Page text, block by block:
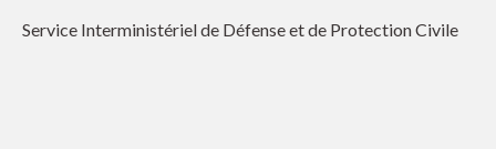
Service Interministériel de Défense et de Protection Civile